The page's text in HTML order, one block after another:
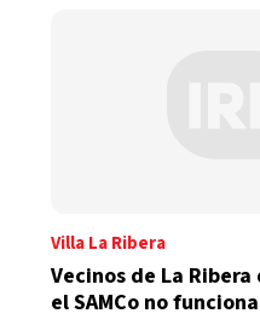
Villa La Ribera
Vecinos de La
el SAMCo no funciona